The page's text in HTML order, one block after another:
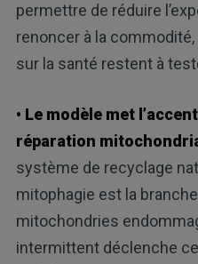
permettre de réduire
renoncer à la
sur la santé restent à
• Le modèle met
réparation
système de recyclage
mitophagie est la
mitochondries
intermittent déclenche